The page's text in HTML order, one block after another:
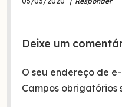
Deixe um
O seu endereço de
Campos obrigatórios